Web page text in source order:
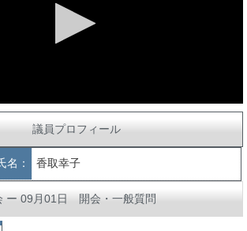
議員プロフィール
名： 香取幸子
ー 09月01日 開会・一般質問